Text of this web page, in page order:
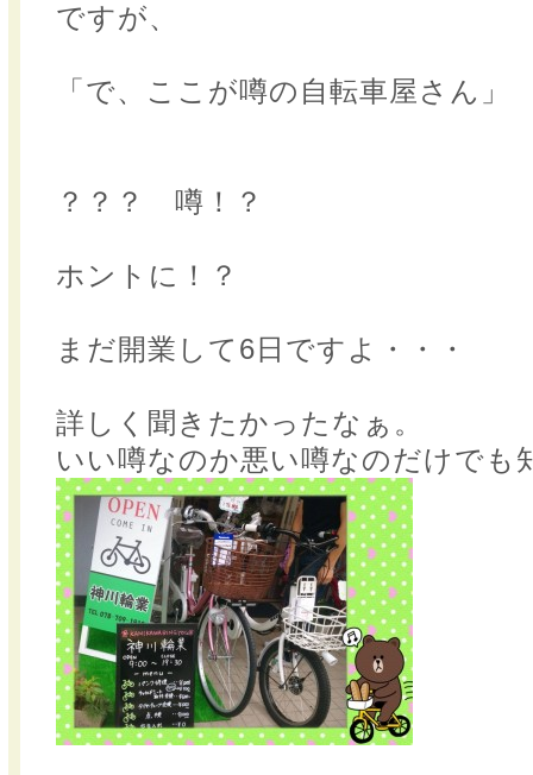
ですが、
「で、ここが噂の自転車屋さん」
？？？ 噂！？
ホントに！？
まだ開業して6日ですよ・・・
詳しく聞きたかったなぁ。
いい噂なのか悪い噂なのだけでも